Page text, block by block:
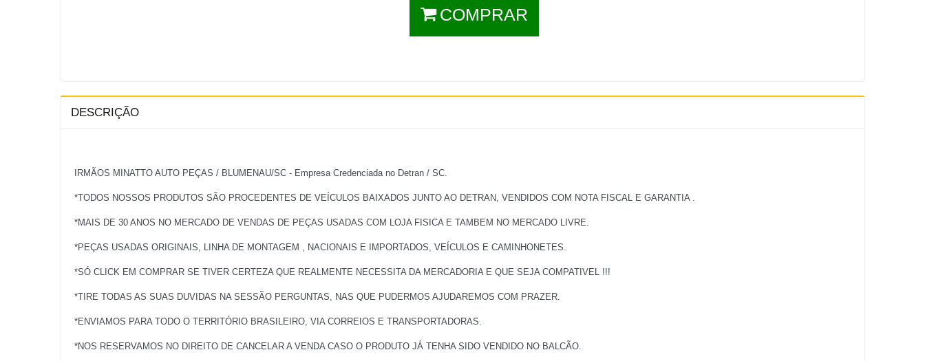
COMPRAR
DESCRIÇÃO
IRMÃOS MINATTO AUTO PEÇAS / BLUMENAU/SC - Empresa Credenciada no Detran / SC.
*TODOS NOSSOS PRODUTOS SÃO PROCEDENTES DE VEÍCULOS BAIXADOS JUNTO AO DETRAN, VENDIDOS COM NOTA FISCAL E GARANTIA .
*MAIS DE 30 ANOS NO MERCADO DE VENDAS DE PEÇAS USADAS COM LOJA FISICA E TAMBEM NO MERCADO LIVRE.
*PEÇAS USADAS ORIGINAIS, LINHA DE MONTAGEM , NACIONAIS E IMPORTADOS, VEÍCULOS E CAMINHONETES.
*SÓ CLICK EM COMPRAR SE TIVER CERTEZA QUE REALMENTE NECESSITA DA MERCADORIA E QUE SEJA COMPATIVEL !!!
*TIRE TODAS AS SUAS DUVIDAS NA SESSÃO PERGUNTAS, NAS QUE PUDERMOS AJUDAREMOS COM PRAZER.
*ENVIAMOS PARA TODO O TERRITÓRIO BRASILEIRO, VIA CORREIOS E TRANSPORTADORAS.